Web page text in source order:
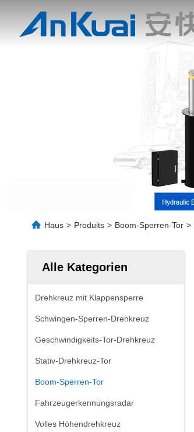
Haus > Produits > Boom-Sperren-Tor >
Alle Kategorien
Drehkreuz mit Klappensperre
Schwingen-Sperren-Drehkreuz
Geschwindigkeits-Tor-Drehkreuz
Stativ-Drehkreuz-Tor
Boom-Sperren-Tor
Fahrzeugerkennungsradar
Volles Höhendrehkreuz